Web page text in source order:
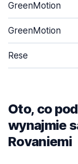
GreenMotion
GreenMotion
Rese
Oto, co
wynajmie
Rovaniemi